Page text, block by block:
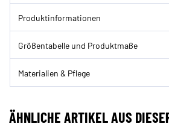
Produktinformationen
Größentabelle und Produktmaße
Materialien & Pflege
ÄHNLICHE ARTIKEL AUS